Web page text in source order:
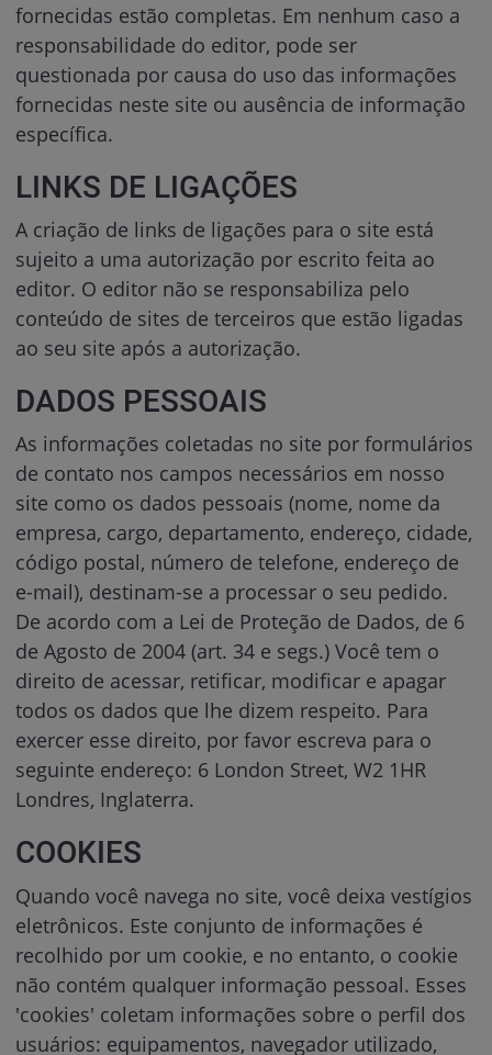
fornecidas estão completas. Em nenhum caso a
responsabilidade do editor, pode ser
questionada por causa do uso das informações
fornecidas neste site ou ausência de informação
específica.
LINKS DE LIGAÇÕES
A criação de links de ligações para o site está
sujeito a uma autorização por escrito feita ao
editor. O editor não se responsabiliza pelo
conteúdo de sites de terceiros que estão ligadas
ao seu site após a autorização.
DADOS PESSOAIS
As informações coletadas no site por formulários
de contato nos campos necessários em nosso
site como os dados pessoais (nome, nome da
empresa, cargo, departamento, endereço, cidade,
código postal, número de telefone, endereço de
e-mail), destinam-se a processar o seu pedido.
De acordo com a Lei de Proteção de Dados, de 6
de Agosto de 2004 (art. 34 e segs.) Você tem o
direito de acessar, retificar, modificar e apagar
todos os dados que lhe dizem respeito. Para
exercer esse direito, por favor escreva para o
seguinte endereço: 6 London Street, W2 1HR
Londres, Inglaterra.
COOKIES
Quando você navega no site, você deixa vestígios
eletrônicos. Este conjunto de informações é
recolhido por um cookie, e no entanto, o cookie
não contém qualquer informação pessoal. Esses
'cookies' coletam informações sobre o perfil dos
usuários: equipamentos, navegador utilizado,